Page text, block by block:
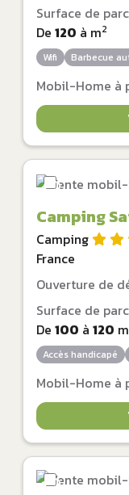
Surface de
De 120 à m2
Wifi Barbecue
Mobil-Home à
Camping
Camping
France
Ouverture de
Surface de
De 100 à 120 m
Accès handicapé
Mobil-Home à